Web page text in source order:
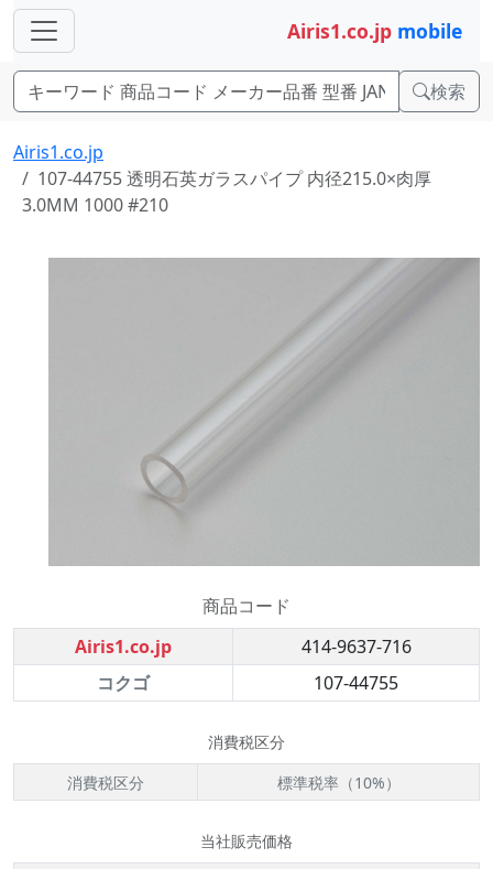
Airis1.co.jp mobile
検索
Airis1.co.jp
107-44755 透明石英ガラスパイプ 内径215.0×肉厚
3.0MM 1000 #210
商品コード
Airis1.co.jp
414-9637-716
コクゴ
107-44755
消費税区分
消費税区分
標準税率（10%）
当社販売価格